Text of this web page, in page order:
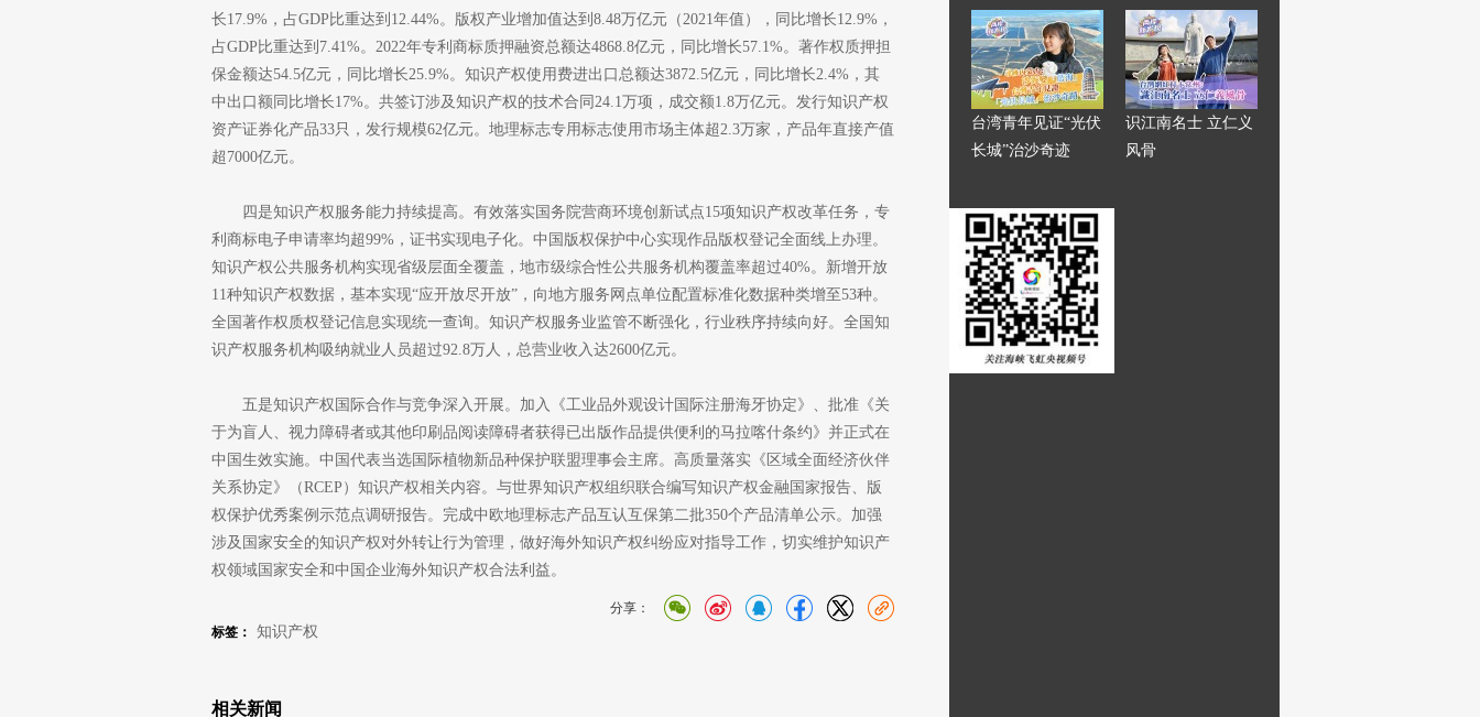
长17.9%，占GDP比重达到12.44%。版权产业增加值达到8.48万亿元（2021年值），同比增长12.9%，
占GDP比重达到7.41%。2022年专利商标质押融资总额达4868.8亿元，同比增长57.1%。著作权质押担
保金额达54.5亿元，同比增长25.9%。知识产权使用费进出口总额达3872.5亿元，同比增长2.4%，其
中出口额同比增长17%。共签订涉及知识产权的技术合同24.1万项，成交额1.8万亿元。发行知识产权
资产证券化产品33只，发行规模62亿元。地理标志专用标志使用市场主体超2.3万家，产品年直接产值
超7000亿元。
四是知识产权服务能力持续提高。有效落实国务院营商环境创新试点15项知识产权改革任务，专
利商标电子申请率均超99%，证书实现电子化。中国版权保护中心实现作品版权登记全面线上办理。
知识产权公共服务机构实现省级层面全覆盖，地市级综合性公共服务机构覆盖率超过40%。新增开放
11种知识产权数据，基本实现“应开放尽开放”，向地方服务网点单位配置标准化数据种类增至53种。
全国著作权质权登记信息实现统一查询。知识产权服务业监管不断强化，行业秩序持续向好。全国知
识产权服务机构吸纳就业人员超过92.8万人，总营业收入达2600亿元。
五是知识产权国际合作与竞争深入开展。加入《工业品外观设计国际注册海牙协定》、批准《关
于为盲人、视力障碍者或其他印刷品阅读障碍者获得已出版作品提供便利的马拉喀什条约》并正式在
中国生效实施。中国代表当选国际植物新品种保护联盟理事会主席。高质量落实《区域全面经济伙伴
关系协定》（RCEP）知识产权相关内容。与世界知识产权组织联合编写知识产权金融国家报告、版
权保护优秀案例示范点调研报告。完成中欧地理标志产品互认互保第二批350个产品清单公示。加强
涉及国家安全的知识产权对外转让行为管理，做好海外知识产权纠纷应对指导工作，切实维护知识产
权领域国家安全和中国企业海外知识产权合法利益。
分享：
标签：
知识产权
相关新闻
台湾青年见证“光伏
长城”治沙奇迹
识江南名士 立仁义
风骨